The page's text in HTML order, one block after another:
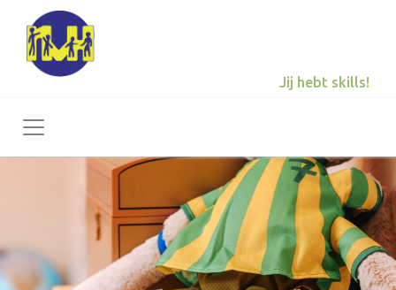
Jij hebt skills!
Toggle navigation